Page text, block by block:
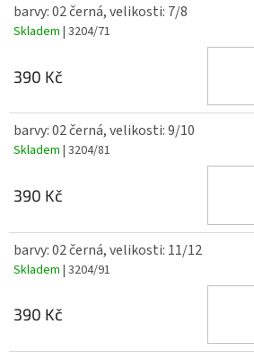
barvy: 02 černá, velikosti: 7/8
Skladem | 3204/71
390 Kč
barvy: 02 černá, velikosti: 9/10
Skladem | 3204/81
390 Kč
barvy: 02 černá, velikosti: 11/12
Skladem | 3204/91
390 Kč